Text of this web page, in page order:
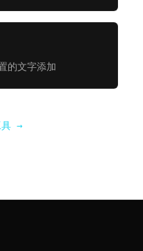
的文字添加
具 →